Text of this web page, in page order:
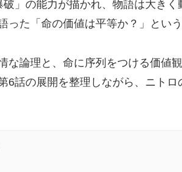
」の能力が描かれ、物語は大き
た「命の価値は平等か？」とい
な論理と、命に序列をつける価
6話の展開を整理しながら、ニト